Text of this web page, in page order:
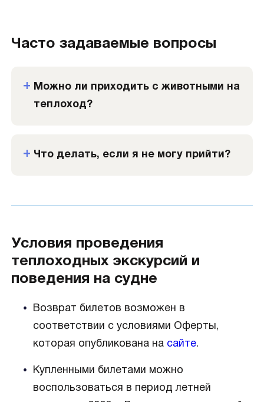
Часто задаваемые вопросы
Можно ли приходить с животными на
теплоход?
Что делать, если я не могу прийти?
Условия проведения
теплоходных экскурсий и
поведения на судне
Возврат билетов возможен в
соответствии с условиями Оферты,
которая опубликована на сайте.
Купленными билетами можно
воспользоваться в период летней